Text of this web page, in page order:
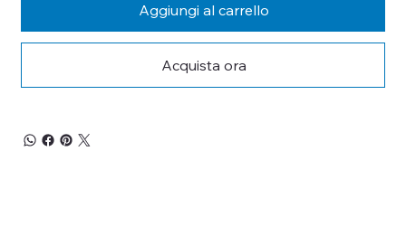
Aggiungi al carrello
Acquista ora